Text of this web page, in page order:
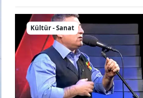
Kültür - Sanat